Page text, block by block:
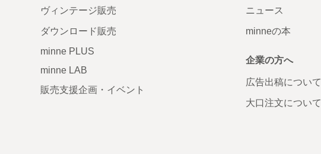
ヴィンテージ販売
ダウンロード販売
minne PLUS
minne LAB
販売支援企画・イベント
ニュース
minneの本
企業の方へ
広告出稿について
大口注文について